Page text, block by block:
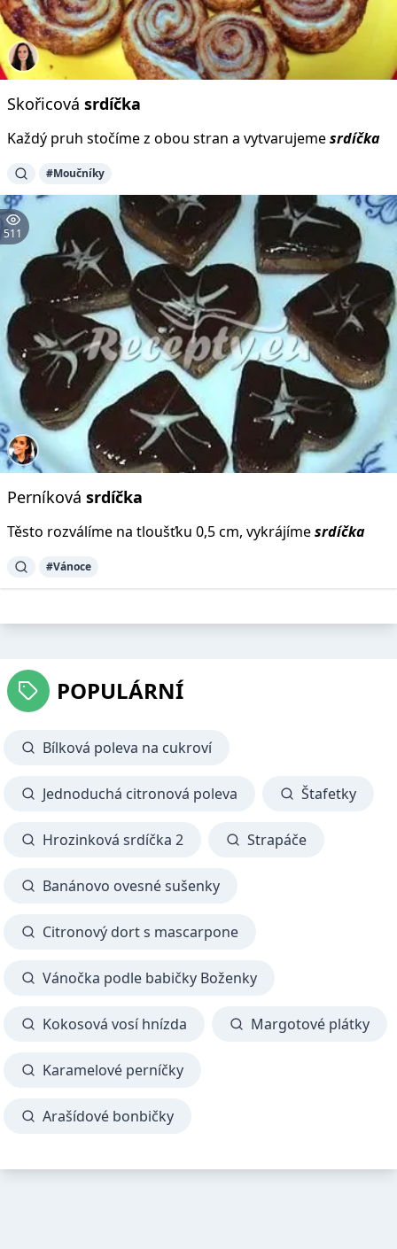
Skořicová srdíčka
Každý pruh stočíme z obou stran a vytvarujemesrdíčka
#Moučníky
511
Perníková srdíčka
Těsto rozválíme na tloušťku 0,5 cm, vykrájímesrdíčka
#Vánoce
POPULÁRNÍ
Bílková poleva na cukroví
Jednoduchá citronová poleva Štafetky
Hrozinková srdíčka 2 Strapáče
Banánovo ovesné sušenky
Citronový dort s mascarpone
Vánočka podle babičky Boženky
Kokosová vosí hnízda Margotové plátky
Karamelové perníčky
Arašídové bonbičky